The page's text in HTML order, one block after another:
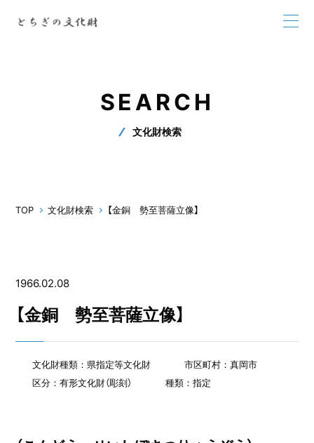
SEARCH
文化財検索
TOP 文化財検索 【金銅 勢至菩薩立像】
1966.02.08
【金銅 勢至菩薩立像】
文化財種類：県指定等文化財
市区町村：真岡市
区分：有形文化財（彫刻）
種類：指定